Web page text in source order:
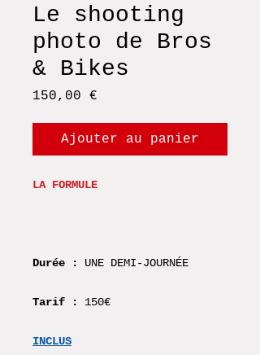
Le shooting
photo de Bros
& Bikes
150,00 €
Ajouter au panier
LA FORMULE
Durée : UNE DEMI-JOURNÉE
Tarif : 150€
INCLUS